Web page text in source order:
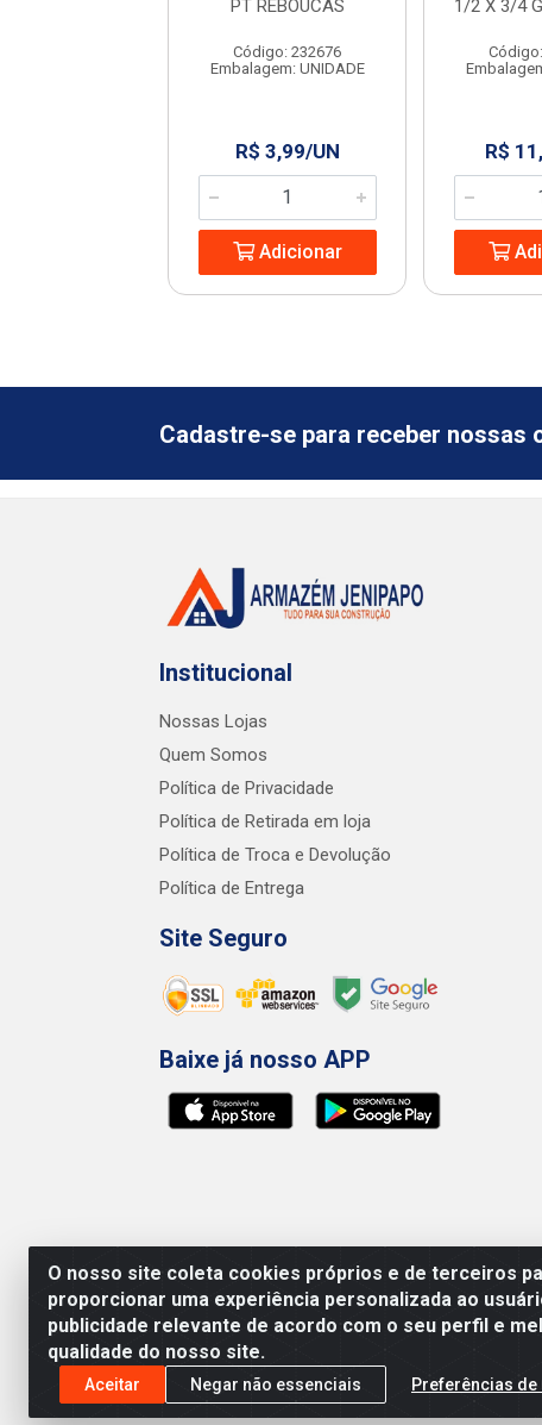
PT REBOUCAS
Código: 232676
Embalagem: UNIDADE
R$ 3,99/UN
Adicionar
1/2 X 3/4
R$
O nosso site coleta cookies próprios e de terceiros
proporcionar uma experiência personalizada ao
publicidade relevante de acordo com o seu perfil e
qualidade do nosso site.
Aceitar Negar não essenciais Preferências de
Cadastre-se para receber nossas
Institucional
Nossas Lojas
Quem Somos
Política de Privacidade
Política de Retirada em loja
Política de Troca e Devolução
Política de Entrega
Site Seguro
Baixe já nosso APP
Preços, promoções, condições de pagamento
será válido o preço que for exibido no